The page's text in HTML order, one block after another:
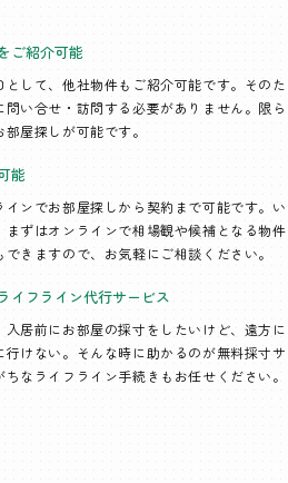
ご紹介可能
として、他社物件もご紹介可能です。そのた
問い合せ・訪問する必要がありません。限ら
屋探しが可能です。
能
ンでお部屋探しから契約まで可能です。い
まずはオンラインで相場観や候補となる物件
きますので、お気軽にご相談ください。
ライフライン代行サービス
入居前にお部屋の採寸をしたいけど、遠方に
行けない。そんな時に助かるのが無料採寸サ
なライフライン手続きもお任せください。